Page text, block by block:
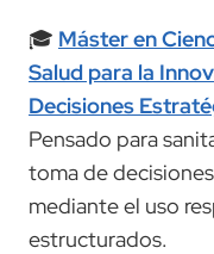
🎓 Máster en
Salud para la
Decisiones
Pensado para
toma de
mediante el uso
estructurados.